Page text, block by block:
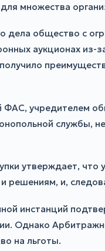
множества
дела общество с
аукционах
ФАС, учредителем
службы,
утверждает,
решениям, и,
инстанций
Однако
на льготы.